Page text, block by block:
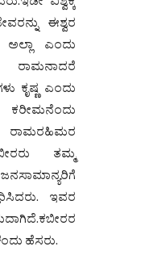
ಈಶ್ವರ
ಎಂದು
ರಾಮನಾದರೆ
ಕೃಷ್ಣ ಎಂದು
ರಾಮರಹಿಮರ
ತಮ್ಮ
ಇವರ
ಹೆಸರು.